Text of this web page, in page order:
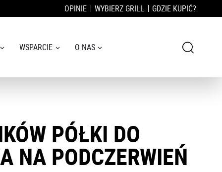
OPINIE WYBIERZ GRILL GDZIE KUPIĆ?
WSPARCIE O NAS
PÓŁKI DO
NA PODCZERWIEŃ